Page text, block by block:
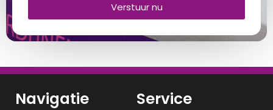
Verstuur nu
Navigatie Service